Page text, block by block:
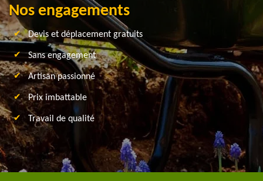
Nos engagements
Devis et déplacement gratuits
Sans engagement
Artisan passionné
Prix imbattable
Travail de qualité